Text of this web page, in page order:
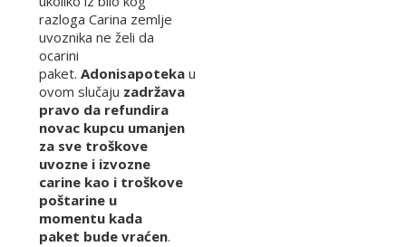
razloga Carina zemlje
uvoznika ne želi da
ocarini
paket. Adonisapoteka u
ovom slučaju zadržava
pravo da refundira
novac kupcu umanjen
za sve troškove
uvozne i izvozne
carine kao i troškove
poštarine u
momentu kada
paket bude vraćen.